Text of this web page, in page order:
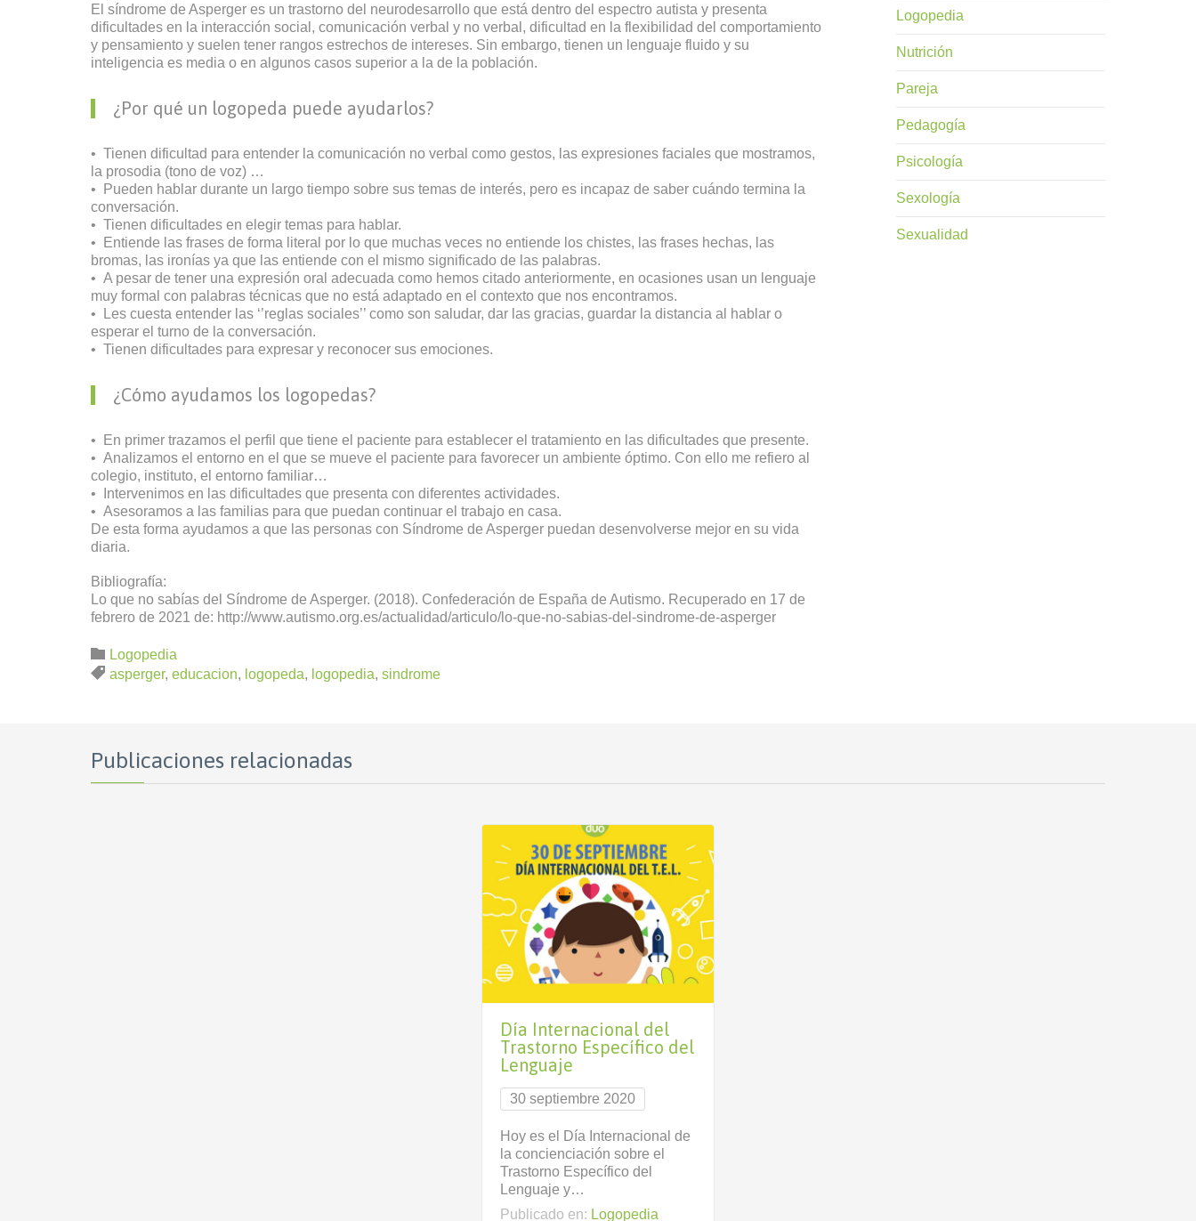
El síndrome de Asperger es un trastorno del neurodesarrollo que está dentro del espectro autista y presenta
dificultades en la interacción social, comunicación verbal y no verbal, dificultad en la flexibilidad del comportamiento
y pensamiento y suelen tener rangos estrechos de intereses. Sin embargo, tienen un lenguaje fluido y su
inteligencia es media o en algunos casos superior a la de la población.
¿Por qué un logopeda puede ayudarlos?
• Tienen dificultad para entender la comunicación no verbal como gestos, las expresiones faciales que mostramos,
la prosodia (tono de voz) …
• Pueden hablar durante un largo tiempo sobre sus temas de interés, pero es incapaz de saber cuándo termina la
conversación.
• Tienen dificultades en elegir temas para hablar.
• Entiende las frases de forma literal por lo que muchas veces no entiende los chistes, las frases hechas, las
bromas, las ironías ya que las entiende con el mismo significado de las palabras.
• A pesar de tener una expresión oral adecuada como hemos citado anteriormente, en ocasiones usan un lenguaje
muy formal con palabras técnicas que no está adaptado en el contexto que nos encontramos.
• Les cuesta entender las ‘’reglas sociales’’ como son saludar, dar las gracias, guardar la distancia al hablar o
esperar el turno de la conversación.
• Tienen dificultades para expresar y reconocer sus emociones.
¿Cómo ayudamos los logopedas?
• En primer trazamos el perfil que tiene el paciente para establecer el tratamiento en las dificultades que presente.
• Analizamos el entorno en el que se mueve el paciente para favorecer un ambiente óptimo. Con ello me refiero al
colegio, instituto, el entorno familiar…
• Intervenimos en las dificultades que presenta con diferentes actividades.
• Asesoramos a las familias para que puedan continuar el trabajo en casa.
De esta forma ayudamos a que las personas con Síndrome de Asperger puedan desenvolverse mejor en su vida
diaria.
Bibliografía:
Lo que no sabías del Síndrome de Asperger. (2018). Confederación de España de Autismo. Recuperado en 17 de
febrero de 2021 de: http://www.autismo.org.es/actualidad/articulo/lo-que-no-sabias-del-sindrome-de-asperger
 Categoría
Logopedia
 Etiquetas
asperger, educacion, logopeda, logopedia, sindrome
Logopedia
Nutrición
Pareja
Pedagogía
Psicología
Sexología
Sexualidad
Publicaciones relacionadas
Día Internacional del
Trastorno Específico del
Lenguaje
30 septiembre 2020
Hoy es el Día Internacional de
la concienciación sobre el
Trastorno Específico del
Lenguaje y…
Publicado en: Logopedia